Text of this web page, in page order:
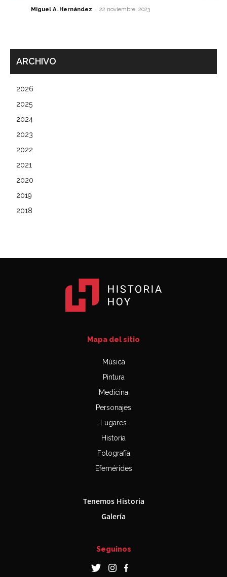
Miguel A. Hernández - 22 noviembre, 2023
ARCHIVO
2026
2025
2024
2023
2022
2021
2020
2019
2018
Mapa del sitio
Música
Pintura
Medicina
Personajes
Lugares
Historia
Fotografía
Efemérides
Tenemos Historia
Galería
Seguinos